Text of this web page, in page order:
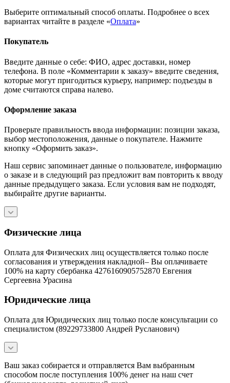
Выберите оптимальный способ оплаты. Подробнее о всех
вариантах читайте в разделе «Оплата»
Покупатель
Введите данные о себе: ФИО, адрес доставки, номер
телефона. В поле «Комментарии к заказу» введите сведения,
которые могут пригодиться курьеру, например: подъезды в
доме считаются справа налево.
Оформление заказа
Проверьте правильность ввода информации: позиции заказа,
выбор местоположения, данные о покупателе. Нажмите
кнопку «Оформить заказ».
Наш сервис запоминает данные о пользователе, информацию
о заказе и в следующий раз предложит вам повторить к вводу
данные предыдущего заказа. Если условия вам не подходят,
выбирайте другие варианты.
Физические лица
Оплата для Физических лиц осуществляется только после
согласования и утверждения накладной– Вы оплачиваете
100% на карту сбербанка 4276160905752870 Евгения
Сергеевна Урасина
Юридические лица
Оплата для Юридических лиц только после консультации со
специалистом (89229733800 Андрей Русланович)
Ваш заказ собирается и отправляется Вам выбранным
способом после поступления 100% денег на наш счет